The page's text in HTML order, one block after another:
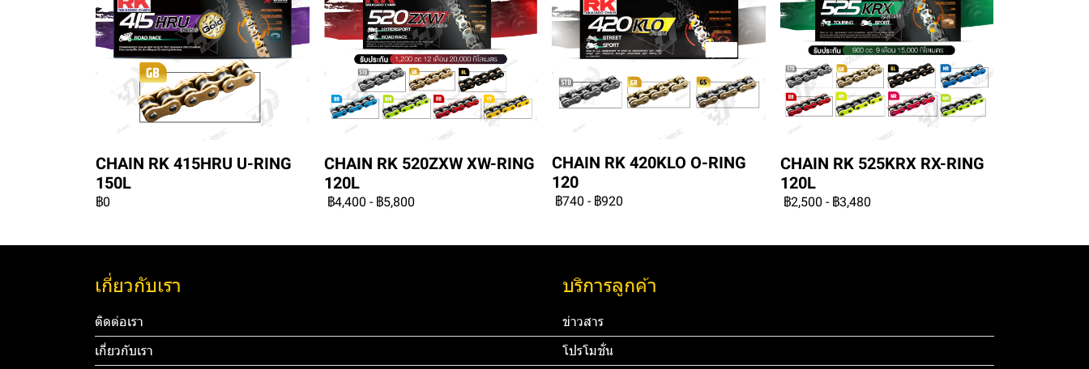
CHAIN RK 415HRU U-RING
150L
฿0
CHAIN RK 520ZXW XW-RING
120L
฿4,400 - ฿5,800
CHAIN RK 420KLO O-RING
120
฿740 - ฿920
CHAIN RK 525KRX RX-RING
120L
฿2,500 - ฿3,480
เกี่ยวกับเรา
ติดต่อเรา
เกี่ยวกับเรา
บริการลูกค้า
ข่าวสาร
โปรโมชั่น